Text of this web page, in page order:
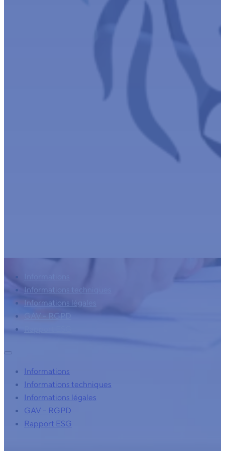
Informations techniques
Informations légales
GAV – RGPD
Informations
Informations techniques
Informations légales
GAV – RGPD
Rapport ESG